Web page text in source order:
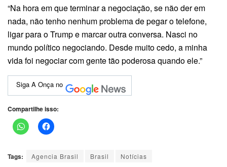
“Na hora em que terminar a negociação, se não der em
nada, não tenho nenhum problema de pegar o telefone,
ligar para o Trump e marcar outra conversa. Nasci no
mundo político negociando. Desde muito cedo, a minha
vida foi negociar com gente tão poderosa quando ele.”
Siga A Onça no
Compartilhe isso:
Tags: Agencia Brasil Brasil Notícias